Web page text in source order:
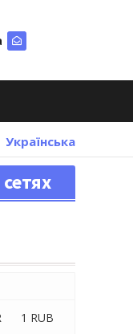
Українська
1 RUB